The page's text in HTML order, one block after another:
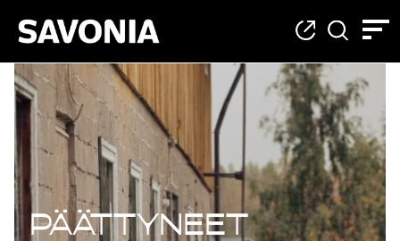
Päättyneet
Päättyneet